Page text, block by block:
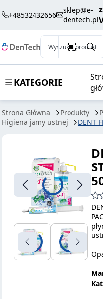
+48532432656
sklep@e-
dentech.pl
z
Wyszukaj produkt
KATEGORIE
Strona Główna Produkty
Higiena jamy ustnej
DENT
STARTER PACK